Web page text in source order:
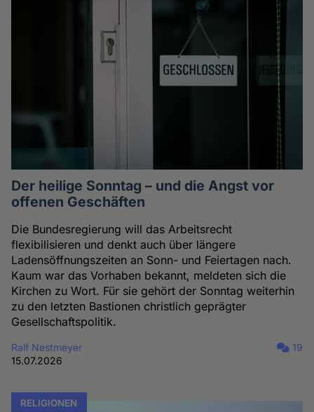
Der heilige Sonntag – und die Angst vor
offenen Geschäften
Die Bundesregierung will das Arbeitsrecht
flexibilisieren und denkt auch über längere
Ladensöffnungszeiten an Sonn- und Feiertagen nach.
Kaum war das Vorhaben bekannt, meldeten sich die
Kirchen zu Wort. Für sie gehört der Sonntag weiterhin
zu den letzten Bastionen christlich geprägter
Gesellschaftspolitik.
Ralf Nestmeyer
15.07.2026
19
RELIGIONEN